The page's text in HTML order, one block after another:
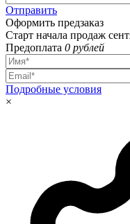
Отправить
Оформить предзаказ
Старт начала продаж
Предоплата 0 рублей
Подробные условия
×